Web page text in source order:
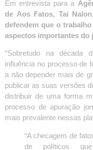
Em entrevista para a
de Aos Fatos, Tai
defendem que o
aspectos importantes do
“Sobretudo na década
influência no processo de
a não depender mais de
publicar as suas versões
distribuir de uma forma
processo de apuração
mais prevalente nessas
“A checagem de
de políticos